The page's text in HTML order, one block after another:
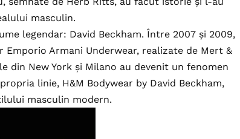
masculin.
legendar: David Beckham. Între 2007 și 2009,
Armani Underwear, realizate de Mert &
din New York și Milano au devenit un fenomen
linie, H&M Bodywear by David Beckham,
masculin modern.